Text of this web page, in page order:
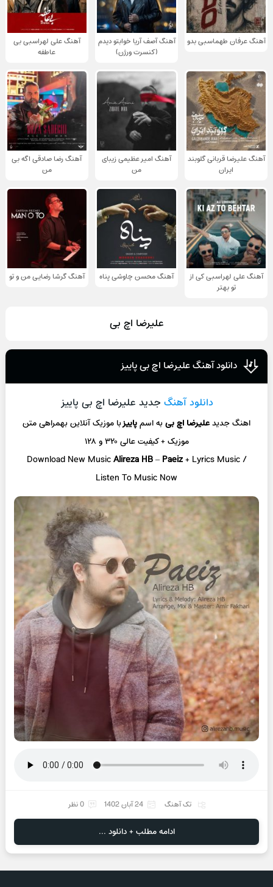
آهنگ عرفان طهماسبی بدو
آهنگ آصف آریا خوابتو دیدم
(کنسرت ورژن)
آهنگ علی لهراسبی بی
عاطفه
آهنگ علیرضا قربانی گلوبند
ایران
آهنگ امیر عظیمی زیبای
من
آهنگ رضا صادقی اگه بی
من
آهنگ علی لهراسبی کی از
تو ‌بهتر
آهنگ محسن چاوشی پناه آهنگ گرشا رضایی من و تو
علیرضا اچ بی
دانلود آهنگ علیرضا اچ بی پاییز
دانلود آهنگ جدید علیرضا اچ بی پاییز
اهنگ جدیدعلیرضا اچ بیبه اسمپاییزبا موزیک آنلاینبهمراهی متن
موزیک + کیفیت عالی ۳۲۰ و ۱۲۸
Download New MusicAlireza HB–Paeiz+ Lyrics Music /
Listen To Music Now
تک آهنگ 24 آبان 1402 0 نظر
ادامه مطلب + دانلود ...